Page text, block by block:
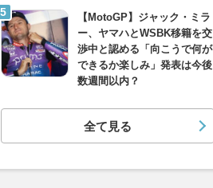
【MotoGP】ジャック・ミラ
ー、ヤマハとWSBK移籍を交
渉中と認める「向こうで何が
できるか楽しみ」発表は今後
数週間以内？
全て見る